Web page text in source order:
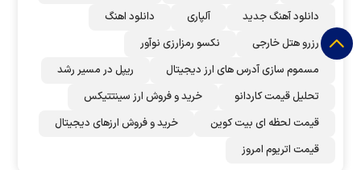
دانلود آهنگ جدید
آلپاری
دانلود اهنگ
رزرو هتل خارجی
نکسو رمزارزی نوآور
مسموم سازی آدرس های ارز دیجیتال
ریپل در مسیر رشد
تحلیل قیمت کاردانو
خرید و فروش ارز سینتتیکس
قیمت لحظه ای بیت کوین
خرید و فروش ارزهای دیجیتال
قیمت اتریوم امروز